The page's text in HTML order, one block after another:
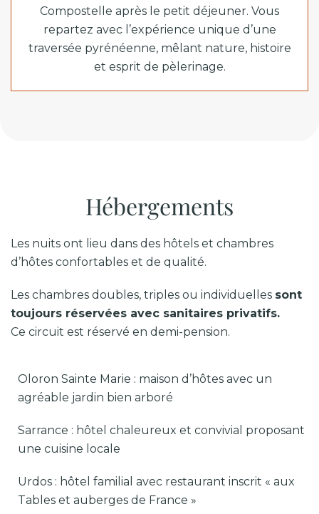
Compostelle après le petit déjeuner. Vous
repartez avec l’expérience unique d’une
traversée pyrénéenne, mêlant nature, histoire
et esprit de pèlerinage.
Hébergements
Les nuits ont lieu dans des hôtels et chambres
d’hôtes confortables et de qualité.
Les chambres doubles, triples ou individuelles sont
toujours réservées avec sanitaires privatifs.
Ce circuit est réservé en demi-pension.
Oloron Sainte Marie : maison d’hôtes avec un
agréable jardin bien arboré
Sarrance : hôtel chaleureux et convivial proposant
une cuisine locale
Urdos : hôtel familial avec restaurant inscrit « aux
Tables et auberges de France »